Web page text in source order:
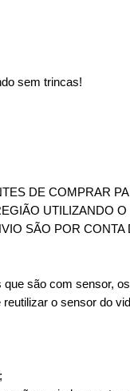
sem trincas!
DE COMPRAR
UTILIZANDO
SÃO POR CONTA
são com sensor,
o sensor do